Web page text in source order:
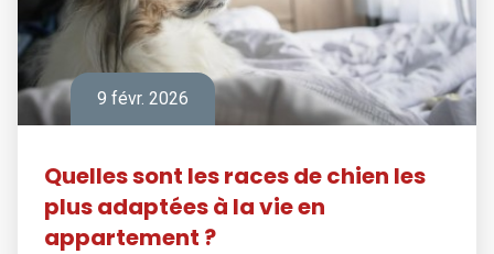
9 févr. 2026
Quelles sont les races de chien les
plus adaptées à la vie en
appartement ?